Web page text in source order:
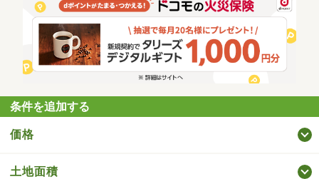
条件を追加する
価格
土地面積